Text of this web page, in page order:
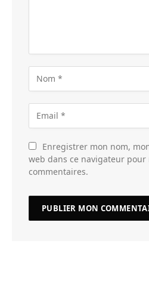
Enregistrer mon nom,
web dans ce navigateur pour
commentaires.